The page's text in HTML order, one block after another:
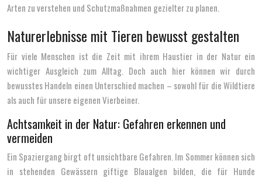
Arten zu verstehen und Schutzmaßnahmen gezielter zu planen.
Naturerlebnisse mit Tieren bewusst gestalten
Für viele Menschen ist die Zeit mit ihrem Haustier in der Natur ein
wichtiger Ausgleich zum Alltag. Doch auch hier können wir durch
bewusstes Handeln einen Unterschied machen – sowohl für die Wildtiere
als auch für unsere eigenen Vierbeiner.
Achtsamkeit in der Natur: Gefahren erkennen und
vermeiden
Ein Spaziergang birgt oft unsichtbare Gefahren. Im Sommer können sich
in stehenden Gewässern giftige Blaualgen bilden, die für Hunde